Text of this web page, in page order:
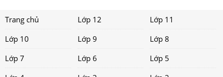
Trang chủ Lớp 12
Lớp 11
Lớp 10
Lớp 9
Lớp 8
Lớp 7
Lớp 6
Lớp 5